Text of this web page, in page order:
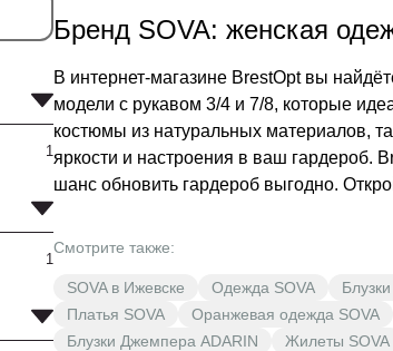
1
1
Бренд SOVA: женская
В интернет-магазине BrestOpt вы
модели с рукавом 3/4 и 7/8, которые
костюмы из натуральных материалов,
яркости и настроения в ваш гардероб.
шанс обновить гардероб выгодно.
Смотрите также:
SOVA в Ижевске Одежда SOVA
Платья SOVA
Оранжевая одежда SOVA
Блузки Джемпера ADARIN
Жилеты SOVA